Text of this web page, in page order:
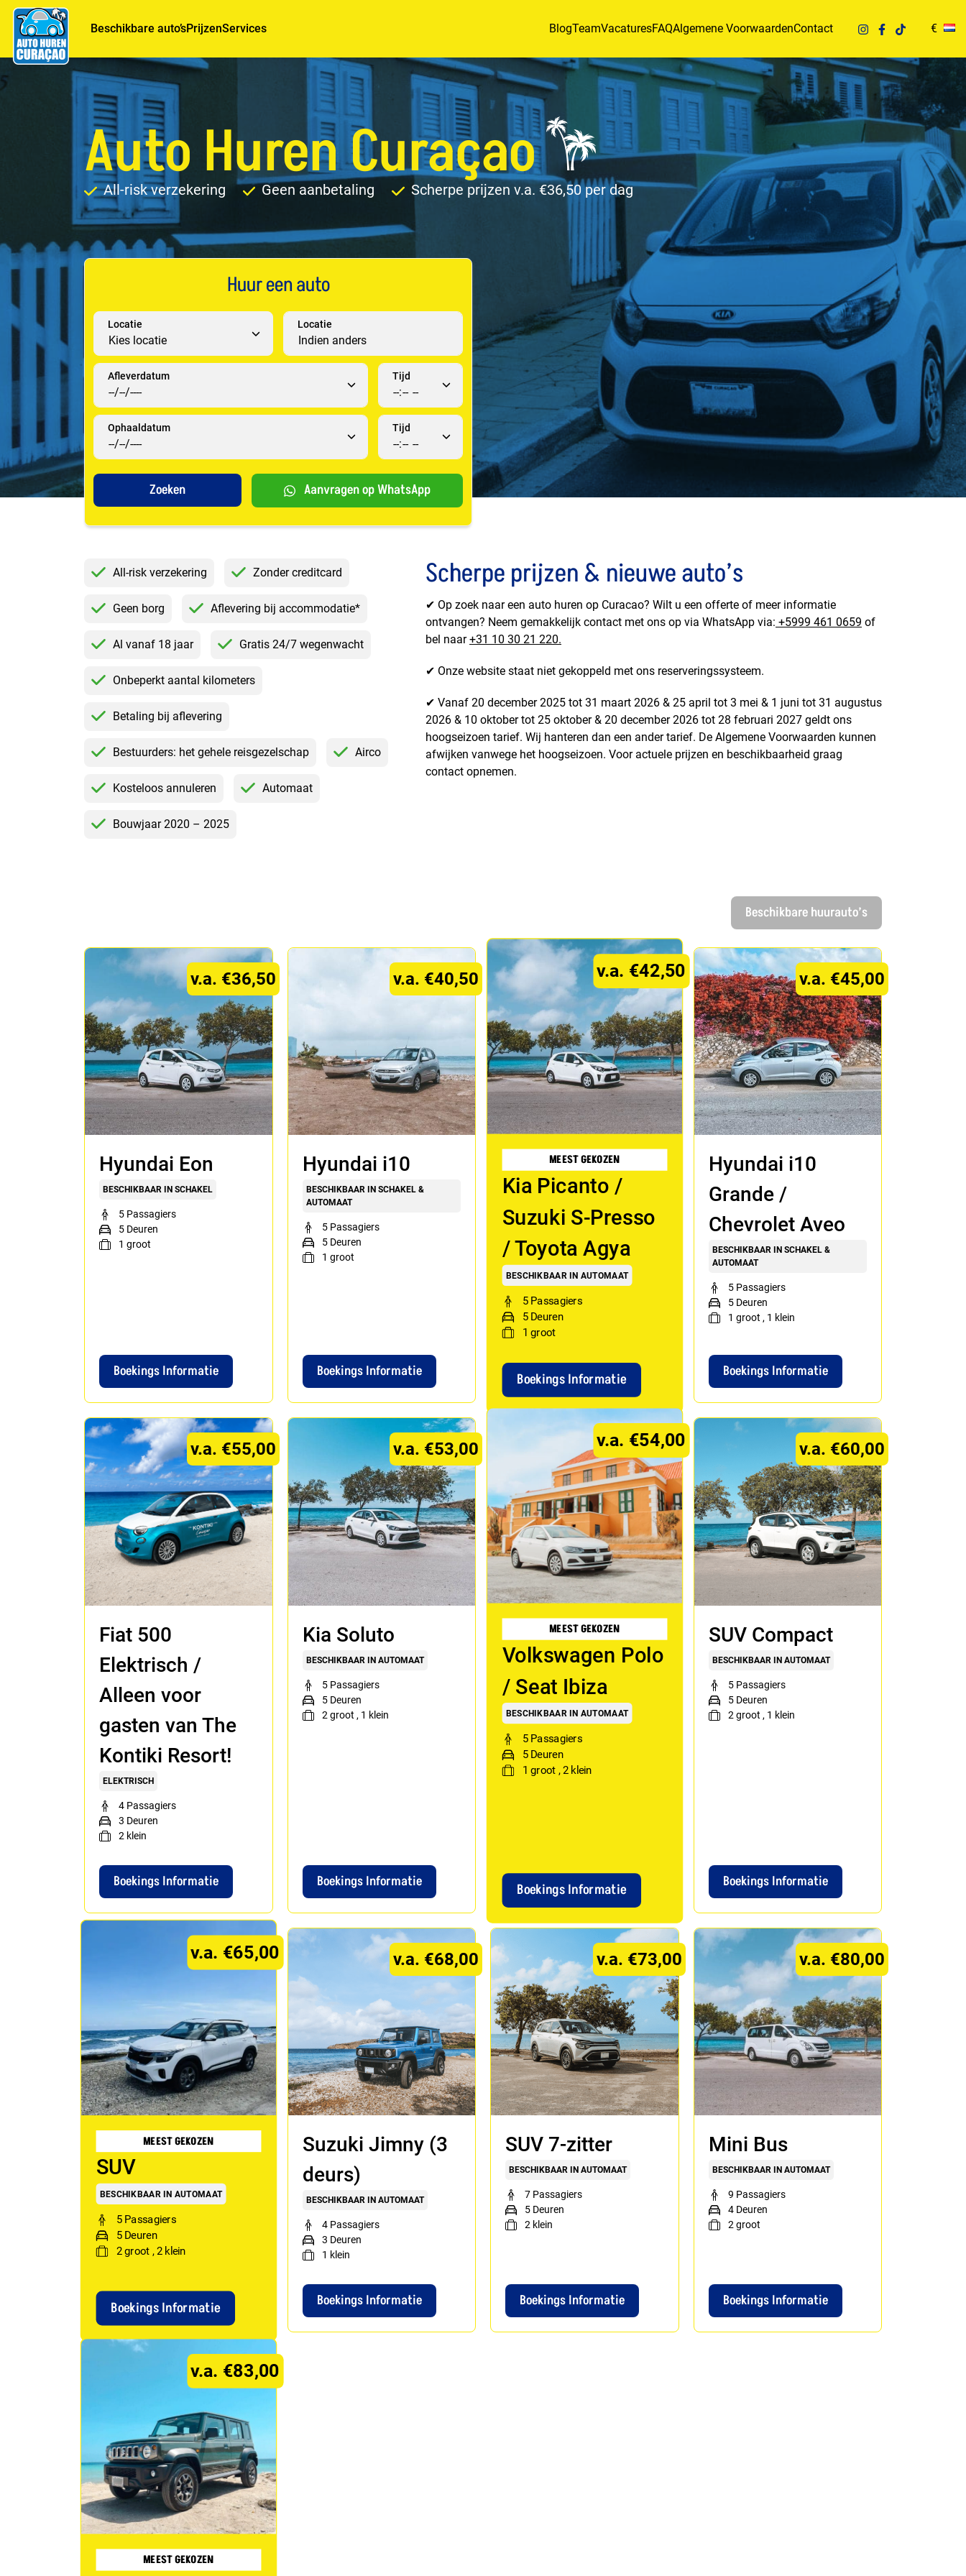
Beschikbare auto’sPrijzenServices BlogTeamVacaturesFAQAlgemene VoorwaardenContact €
Auto Huren Curaçao
All-risk verzekering Geen aanbetaling Scherpe prijzen v.a. €36,50 per dag
Huur een auto
Locatie Locatie
Afleverdatum Tijd
Ophaaldatum Tijd
Aanvragen op WhatsApp
All-risk verzekering Zonder creditcard
Geen borg Aflevering bij accommodatie*
Al vanaf 18 jaar Gratis 24/7 wegenwacht
Onbeperkt aantal kilometers
Betaling bij aflevering
Bestuurders: het gehele reisgezelschap Airco
Kosteloos annuleren Automaat
Bouwjaar 2020 – 2025
Scherpe prijzen & nieuwe auto’s
✔ Op zoek naar een auto huren op Curacao? Wilt u een offerte of meer informatie
ontvangen? Neem gemakkelijk contact met ons op via WhatsApp via: +5999 461 0659 of
bel naar+31 10 30 21 220.
✔ Onze website staat niet gekoppeld met ons reserveringssysteem.
✔ Vanaf 20 december 2025 tot 31 maart 2026 & 25 april tot 3 mei & 1 juni tot 31 augustus
2026 & 10 oktober tot 25 oktober & 20 december 2026 tot 28 februari 2027 geldt ons
hoogseizoen tarief. Wij hanteren dan een ander tarief. De Algemene Voorwaarden kunnen
afwijken vanwege het hoogseizoen. Voor actuele prijzen en beschikbaarheid graag
contact opnemen.
Beschikbare huurauto’s
v.a. €36,50
Hyundai Eon
BESCHIKBAAR IN SCHAKEL
5 Passagiers
5 Deuren
1 groot
Boekings Informatie
v.a. €40,50
Hyundai i10
BESCHIKBAAR IN SCHAKEL &
AUTOMAAT
5 Passagiers
5 Deuren
1 groot
Boekings Informatie
v.a. €42,50
MEEST GEKOZEN
Kia Picanto /
Suzuki S-Presso
/ Toyota Agya
BESCHIKBAAR IN AUTOMAAT
5 Passagiers
5 Deuren
1 groot
Boekings Informatie
v.a. €45,00
Hyundai i10
Grande /
Chevrolet Aveo
BESCHIKBAAR IN SCHAKEL &
AUTOMAAT
5 Passagiers
5 Deuren
1 groot , 1 klein
Boekings Informatie
v.a. €55,00
Fiat 500
Elektrisch /
Alleen voor
gasten van The
Kontiki Resort!
ELEKTRISCH
4 Passagiers
3 Deuren
2 klein
Boekings Informatie
v.a. €53,00
Kia Soluto
BESCHIKBAAR IN AUTOMAAT
5 Passagiers
5 Deuren
2 groot , 1 klein
Boekings Informatie
v.a. €54,00
MEEST GEKOZEN
Volkswagen Polo
/ Seat Ibiza
BESCHIKBAAR IN AUTOMAAT
5 Passagiers
5 Deuren
1 groot ,2 klein
Boekings Informatie
v.a. €60,00
SUV Compact
BESCHIKBAAR IN AUTOMAAT
5 Passagiers
5 Deuren
2 groot , 1 klein
Boekings Informatie
v.a. €65,00
MEEST GEKOZEN
SUV
BESCHIKBAAR IN AUTOMAAT
5 Passagiers
5 Deuren
2groot 2 klein
Boekings Informatie
v.a. €68,00
Suzuki Jimny (3
deurs)
BESCHIKBAAR IN AUTOMAAT
4 Passagiers
3 Deuren
1 klein
Boekings Informatie
v.a. €73,00
SUV 7-zitter
BESCHIKBAAR IN AUTOMAAT
7 Passagiers
5 Deuren
2 klein
Boekings Informatie
v.a. €80,00
Mini Bus
BESCHIKBAAR IN AUTOMAAT
9 Passagiers
4 Deuren
2 groot
Boekings Informatie
v.a. €83,00
MEEST GEKOZEN